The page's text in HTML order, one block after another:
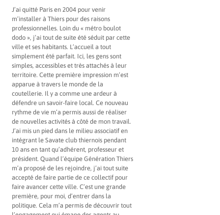
J’ai quitté Paris en 2004 pour venir
m’installer à Thiers pour des raisons
professionnelles. Loin du « métro boulot
dodo », j’ai tout de suite été séduit par cette
ville et ses habitants. L’accueil a tout
simplement été parfait. Ici, les gens sont
simples, accessibles et très attachés à leur
territoire. Cette première impression m’est
apparue à travers le monde de la
coutellerie. Il y a comme une ardeur à
défendre un savoir-faire local. Ce nouveau
rythme de vie m’a permis aussi de réaliser
de nouvelles activités à côté de mon travail.
J’ai mis un pied dans le milieu associatif en
intégrant le Savate club thiernois pendant
10 ans en tant qu’adhérent, professeur et
président. Quand l’équipe Génération Thiers
m’a proposé de les rejoindre, j’ai tout suite
accepté de faire partie de ce collectif pour
faire avancer cette ville. C’est une grande
première, pour moi, d’entrer dans la
politique. Cela m’a permis de découvrir tout